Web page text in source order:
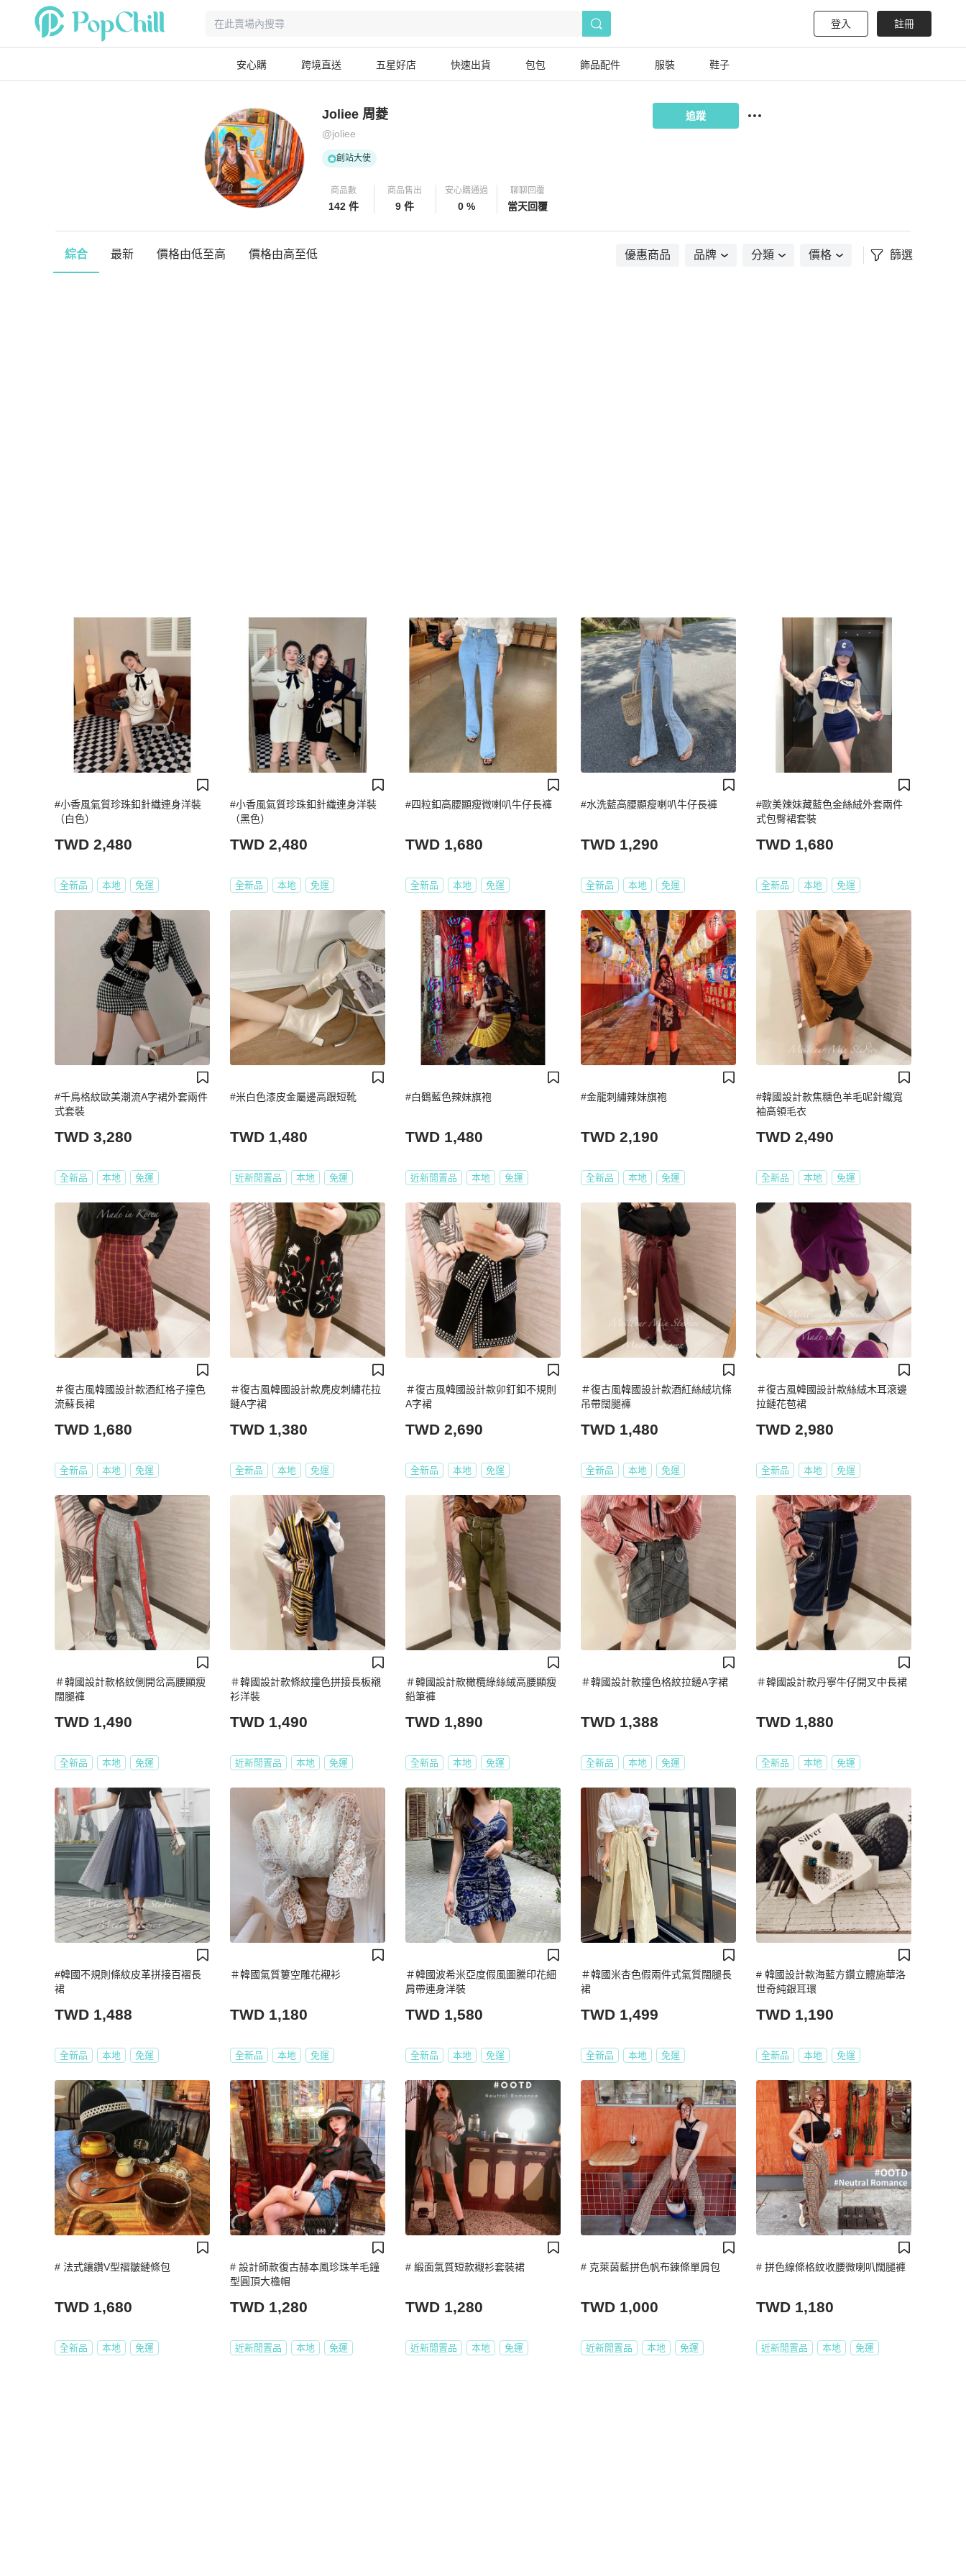
登入 註冊
安心購 跨境直送 五星好店 快速出貨 包包 飾品配件 服裝 鞋子
Joliee 周菱
@joliee
創站大使
商品數
142 件
商品售出
9 件
安心購通過
0 %
聊聊回覆
當天回覆
追蹤
綜合 最新 價格由低至高 價格由高至低 優惠商品 品牌 分類 價格 篩選
#小香風氣質珍珠釦針織連身洋裝
（白色）
TWD 2,480
全新品 本地 免運
#小香風氣質珍珠釦針織連身洋裝
（黑色）
TWD 2,480
全新品 本地 免運
#四粒釦高腰顯瘦微喇叭牛仔長褲
TWD 1,680
全新品 本地 免運
#水洗藍高腰顯瘦喇叭牛仔長褲
TWD 1,290
全新品 本地 免運
#歐美辣妹藏藍色金絲絨外套兩件
式包臀裙套裝
TWD 1,680
全新品 本地 免運
#千鳥格紋歐美潮流A字裙外套兩件
式套裝
TWD 3,280
全新品 本地 免運
#米白色漆皮金屬邊高跟短靴
TWD 1,480
近新閒置品 本地 免運
#白鶴藍色辣妹旗袍
TWD 1,480
近新閒置品 本地 免運
#金龍刺繡辣妹旗袍
TWD 2,190
全新品 本地 免運
#韓國設計款焦糖色羊毛呢針織寬
袖高領毛衣
TWD 2,490
全新品 本地 免運
＃復古風韓國設計款酒紅格子撞色
流蘇長裙
TWD 1,680
全新品 本地 免運
＃復古風韓國設計款麂皮刺繡花拉
鏈A字裙
TWD 1,380
全新品 本地 免運
＃復古風韓國設計款卯釘釦不規則
A字裙
TWD 2,690
全新品 本地 免運
＃復古風韓國設計款酒紅絲絨坑條
吊帶闊腿褲
TWD 1,480
全新品 本地 免運
＃復古風韓國設計款絲絨木耳滾邊
拉鏈花苞裙
TWD 2,980
全新品 本地 免運
＃韓國設計款格紋側開岔高腰顯瘦
闊腿褲
TWD 1,490
全新品 本地 免運
＃韓國設計款條紋撞色拼接長板襯
衫洋裝
TWD 1,490
近新閒置品 本地 免運
＃韓國設計款橄欖綠絲絨高腰顯瘦
鉛筆褲
TWD 1,890
全新品 本地 免運
＃韓國設計款撞色格紋拉鏈A字裙
TWD 1,388
全新品 本地 免運
＃韓國設計款丹寧牛仔開叉中長裙
TWD 1,880
全新品 本地 免運
#韓國不規則條紋皮革拼接百褶長
裙
TWD 1,488
全新品 本地 免運
＃韓國氣質簍空雕花襯衫
TWD 1,180
全新品 本地 免運
＃韓國波希米亞度假風圖騰印花細
肩帶連身洋裝
TWD 1,580
全新品 本地 免運
＃韓國米杏色假兩件式氣質闊腿長
裙
TWD 1,499
全新品 本地 免運
# 韓國設計款海藍方鑽立體施華洛
世奇純銀耳環
TWD 1,190
全新品 本地 免運
# 法式鑲鑽V型褶皺鏈條包
TWD 1,680
全新品 本地 免運
# 設計師款復古赫本風珍珠羊毛鐘
型圓頂大檐帽
TWD 1,280
近新閒置品 本地 免運
# 緞面氣質短款襯衫套裝裙
TWD 1,280
近新閒置品 本地 免運
# 克萊茵藍拼色帆布鍊條單肩包
TWD 1,000
近新閒置品 本地 免運
# 拼色線條格紋收腰微喇叭闊腿褲
TWD 1,180
近新閒置品 本地 免運